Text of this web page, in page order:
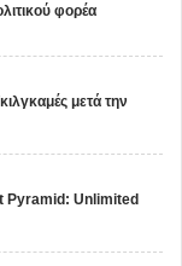
φορέα
μετά την
Pyramid: Unlimited